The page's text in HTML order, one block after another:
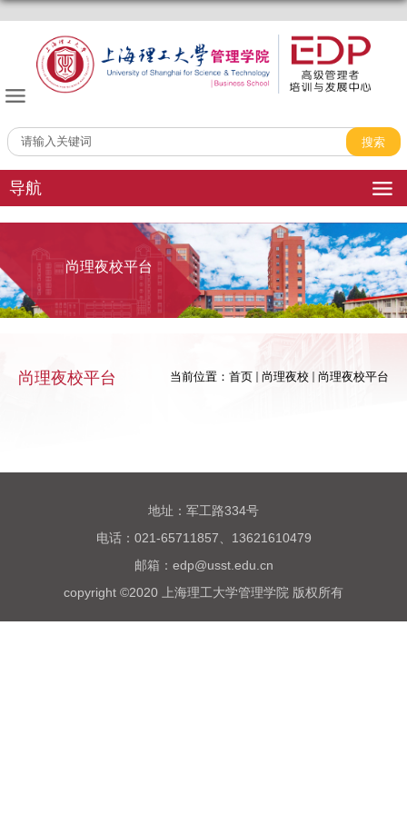
导航
尚理夜校平台
当前位置： 首页 尚理夜校 尚理夜校平台
尚理夜校平台
地址：军工路334号
电话：021-65711857、13621610479
邮箱：edp@usst.edu.cn
copyright ©2020 上海理工大学管理学院 版权所有